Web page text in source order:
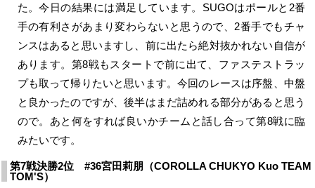
た。今日の結果には満足しています。SUGOはポールと2番
手の有利さがあまり変わらないと思うので、2番手でもチャ
ンスはあると思いますし、前に出たら絶対抜かれない自信が
あります。第8戦もスタートで前に出て、ファステストラッ
プも取って帰りたいと思います。今回のレースは序盤、中盤
と良かったのですが、後半はまだ詰めれる部分があると思う
ので。あと何をすれば良いかチームと話し合って第8戦に臨
みたいです。
第7戦決勝2位 #36宮田莉朋（COROLLA CHUKYO Kuo TEAM
TOM'S）